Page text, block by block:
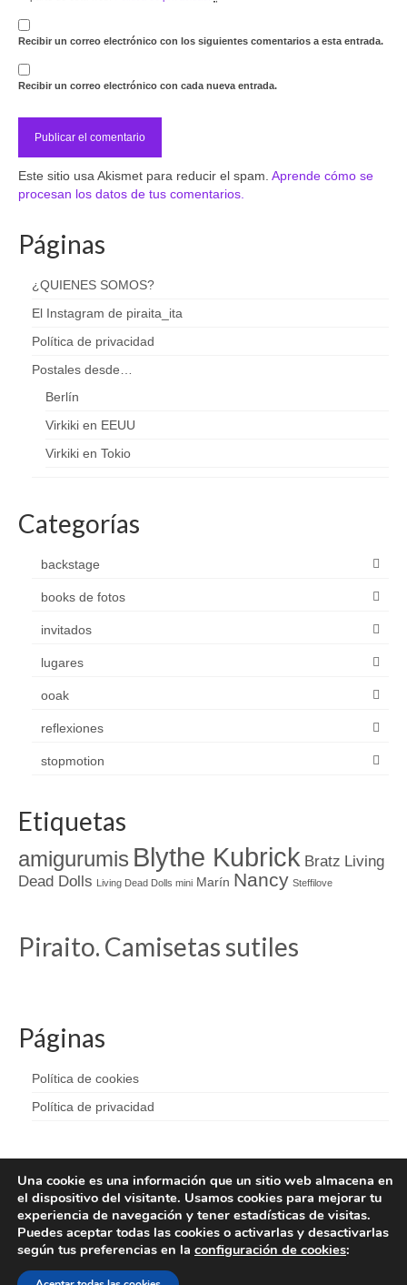
Recibir un correo electrónico con los siguientes comentarios a esta entrada.
Recibir un correo electrónico con cada nueva entrada.
Este sitio usa Akismet para reducir el spam. Aprende cómo se
procesan los datos de tus comentarios.
Páginas
¿QUIENES SOMOS?
El Instagram de piraita_ita
Política de privacidad
Postales desde…
Berlín
Virkiki en EEUU
Virkiki en Tokio
Categorías
backstage
books de fotos
invitados
lugares
ooak
reflexiones
stopmotion
Etiquetas
amigurumis Blythe Kubrick Bratz Living
Dead Dolls Living Dead Dolls mini Marín Nancy Steffilove
Piraito. Camisetas sutiles
Páginas
Política de cookies
Política de privacidad
© 2026 Piraita - WordPress Theme by
Una cookie es una información que un sitio web almacena en
el dispositivo del visitante. Usamos cookies para mejorar tu
experiencia de navegación y tener estadísticas de visitas.
Puedes aceptar todas las cookies o activarlas y desactivarlas
según tus preferencias en la configuración de cookies: